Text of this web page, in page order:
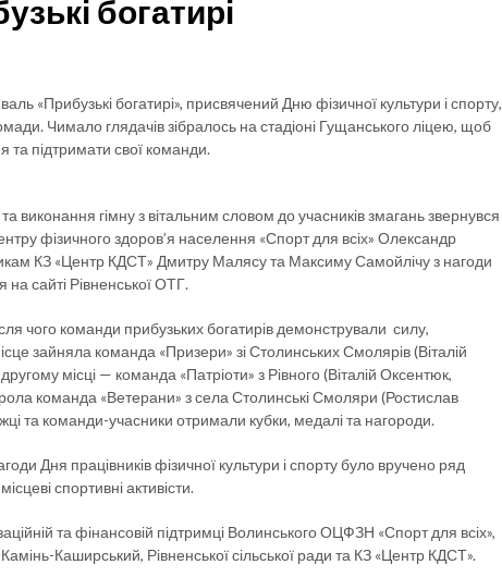
богатирі
«Прибузькі богатирі», присвячений Дню фізичної культури і спорту,
Чимало глядачів зібралось на стадіоні Гущанського ліцею, щоб
та підтримати свої команди.
виконання гімну з вітальним словом до учасників змагань звернувся
фізичного здоров’я населення «Спорт для всіх» Олександр
КЗ «Центр КДСТ» Дмитру Малясу та Максиму Самойлічу з нагоди
сайті Рівненської ОТГ.
чого команди прибузьких богатирів демонстрували силу,
зайняла команда «Призери» зі Столинських Смолярів (Віталій
місці — команда «Патріоти» з Рівного (Віталій Оксентюк,
команда «Ветерани» з села Столинські Смоляри (Ростислав
та команди-учасники отримали кубки, медалі та нагороди.
Дня працівників фізичної культури і спорту було вручено ряд
спортивні активісти.
та фінансовій підтримці Волинського ОЦФЗН «Спорт для всіх»,
Каширський, Рівненської сільської ради та КЗ «Центр КДСТ».